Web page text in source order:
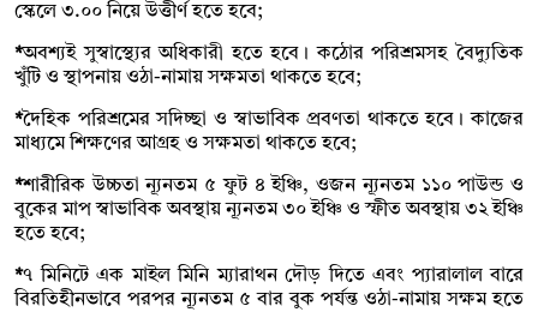
স্কেলে ৩.০০ নিয়ে উত্তীর্ণ হতে হবে;
*অবশ্যই সুস্বাস্থ্যের অধিকারী হতে হবে। কঠোর পরিশ্রমসহ বৈদ্যুতিক
খুঁটি ও স্থাপনায় ওঠা-নামায় সক্ষমতা থাকতে হবে;
*দৈহিক পরিশ্রমের সদিচ্ছা ও স্বাভাবিক প্রবণতা থাকতে হবে। কাজের
মাধ্যমে শিক্ষণের আগ্রহ ও সক্ষমতা থাকতে হবে;
*শারীরিক উচ্চতা ন্যূনতম ৫ ফুট ৪ ইঞ্চি, ওজন ন্যূনতম ১১০ পাউন্ড ও
বুকের মাপ স্বাভাবিক অবস্থায় ন্যূনতম ৩০ ইঞ্চি ও স্ফীত অবস্থায় ৩২ ইঞ্চি
হতে হবে;
*৭ মিনিটে এক মাইল মিনি ম্যারাথন দৌড় দিতে এবং প্যারালাল বারে
বিরতিহীনভাবে পরপর ন্যূনতম ৫ বার বুক পর্যন্ত ওঠা-নামায় সক্ষম হতে